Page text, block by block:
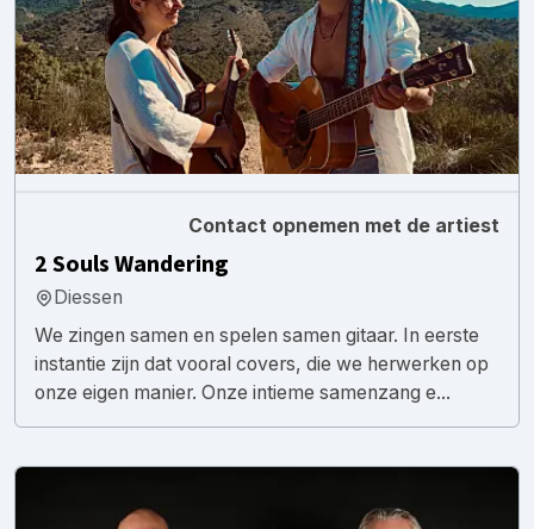
Contact opnemen met de artiest
2 Souls Wandering
Diessen
We zingen samen en spelen samen gitaar. In eerste
instantie zijn dat vooral covers, die we herwerken op
onze eigen manier. Onze intieme samenzang e...